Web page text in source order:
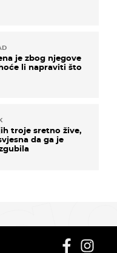
je zbog njegove
li napraviti što
troje sretno žive,
da ga je